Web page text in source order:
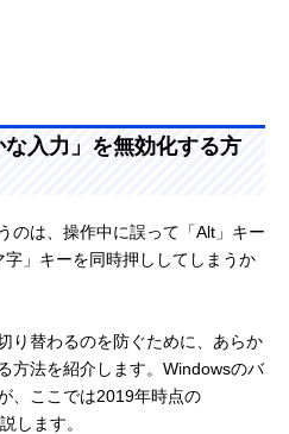
入力」を無効化する方
のは、操作中に誤って「Alt」キー
」キーを同時押ししてしまうか
り替わるのを防ぐために、あらか
方法を紹介します。Windowsのバ
、ここでは2019年時点の
します。